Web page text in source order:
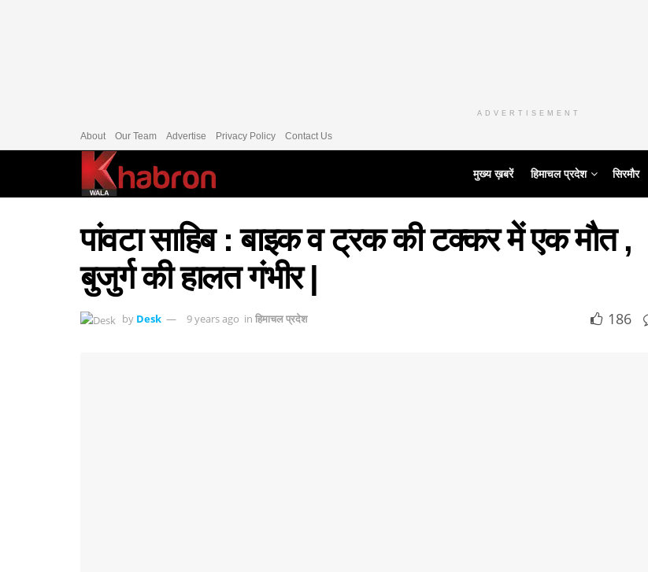
ADVERTISEMENT
About Our Team Advertise Privacy Policy Contact Us
मुख्य ख़बरें हिमाचल प्रदेश सिरमौर
पांवटा साहिब : बाइक व ट्रक की टक्कर में एक मौत ,
बुजुर्ग की हालत गंभीर |
by Desk 9 years ago in हिमाचल प्रदेश 186